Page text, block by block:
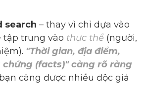
search – thay vì chỉ dựa vào
tập trung vào thực thể (người,
"Thời gian, địa điểm,
chứng (facts)" càng rõ ràng
càng được nhiều độc giả